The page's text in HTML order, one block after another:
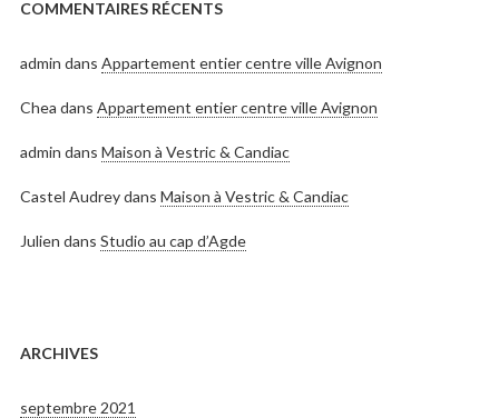
COMMENTAIRES RÉCENTS
admin dans Appartement entier centre ville Avignon
Chea dans Appartement entier centre ville Avignon
admin dans Maison à Vestric & Candiac
Castel Audreydans Maison à Vestric & Candiac
Julien dans Studio au cap d’Agde
ARCHIVES
septembre 2021